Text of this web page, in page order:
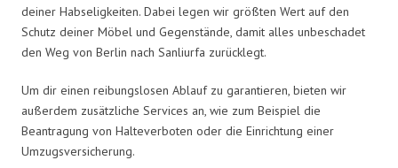
deiner Habseligkeiten. Dabei legen wir größten Wert auf den
Schutz deiner Möbel und Gegenstände, damit alles unbeschadet
den Weg von Berlin nach Sanliurfa zurücklegt.
Um dir einen reibungslosen Ablauf zu garantieren, bieten wir
außerdem zusätzliche Services an, wie zum Beispiel die
Beantragung von Halteverboten oder die Einrichtung einer
Umzugsversicherung.